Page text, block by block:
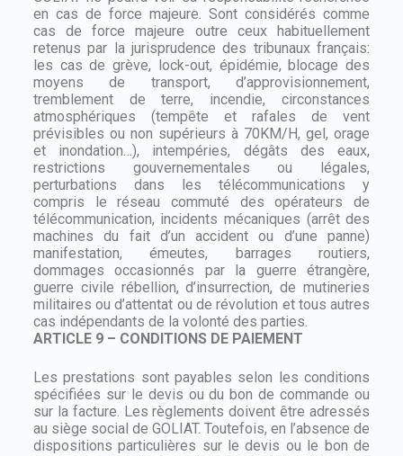
en cas de force majeure. Sont considérés comme
cas de force majeure outre ceux habituellement
retenus par la jurisprudence des tribunaux français:
les cas de grève, lock-out, épidémie, blocage des
moyens de transport, d’approvisionnement,
tremblement de terre, incendie, circonstances
atmosphériques (tempête et rafales de vent
prévisibles ou non supérieurs à 70KM/H, gel, orage
et inondation…), intempéries, dégâts des eaux,
restrictions gouvernementales ou légales,
perturbations dans les télécommunications y
compris le réseau commuté des opérateurs de
télécommunication, incidents mécaniques (arrêt des
machines du fait d’un accident ou d’une panne)
manifestation, émeutes, barrages routiers,
dommages occasionnés par la guerre étrangère,
guerre civile rébellion, d’insurrection, de mutineries
militaires ou d’attentat ou de révolution et tous autres
cas indépendants de la volonté des parties.
ARTICLE 9 – CONDITIONS DE PAIEMENT
Les prestations sont payables selon les conditions
spécifiées sur le devis ou du bon de commande ou
sur la facture. Les règlements doivent être adressés
au siège social de GOLIAT. Toutefois, en l’absence de
dispositions particulières sur le devis ou le bon de